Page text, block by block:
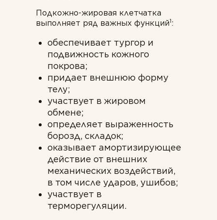
Подкожно-жировая клетчатка
выполняет ряд важных функций1:
обеспечивает тургор и
подвижность кожного
покрова;
придает внешнюю форму
телу;
участвует в жировом
обмене;
определяет выраженность
борозд, складок;
оказывает амортизирующее
действие от внешних
механических воздействий,
в том числе ударов, ушибов;
участвует в
терморегуляции.